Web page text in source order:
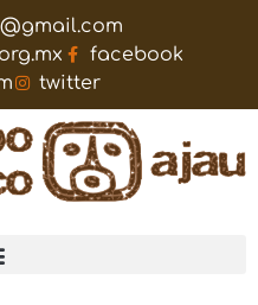
facebook
twitter